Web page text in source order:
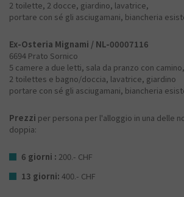
2 toilette, 2 docce, giardino, lavatrice,
portare con sé gli asciugamani, biancheria
Ex-Osteria Mignami / NL-00007116
6694 Prato Sornico
5 camere a due letti, sala da pranzo con
2 toilettes e bagno/doccia, lavatrice, giardino
portare con sé gli asciugamani, biancheria
Prezzi per persona per l'alloggio in una delle
doppia:
6 giorni : 200.- CHF
13 giorni: 400.- CHF